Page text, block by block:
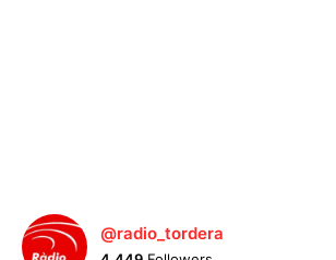
@radio_tordera